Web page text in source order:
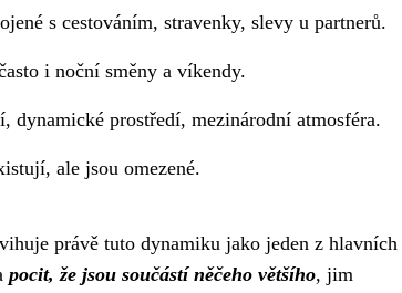
s cestováním, stravenky, slevy u partnerů.
i noční směny a víkendy.
dynamické prostředí, mezinárodní atmosféra.
ale jsou omezené.
právě tuto dynamiku jako jeden z hlavních
pocit, že jsou součástí něčeho většího, jim